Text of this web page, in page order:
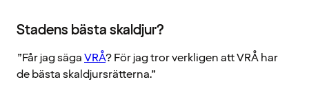
Stadens bästa skaldjur?
”Får jag sägaVRÅ? För jag tror verkligen att VRÅ har
de bästa skaldjursrätterna.”